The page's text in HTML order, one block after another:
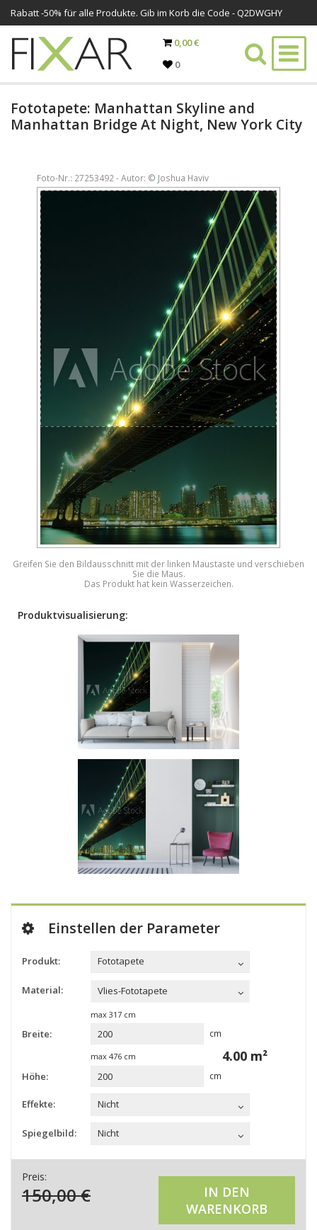
Rabatt -50% für alle Produkte. Gib im Korb die Code - Q2DWGHY
0,00 €
0
Fototapete: Manhattan Skyline and
Manhattan Bridge At Night, New York City
Foto-Nr.: 27253492 - Autor: © Joshua Haviv
Greifen Sie den Bildausschnitt mit der linken Maustaste und verschieben
Sie die Maus.
Das Produkt hat kein Wasserzeichen.
Produktvisualisierung:
Einstellen der Parameter
Produkt: Fototapete
Material: Vlies-Fototapete
max 317cm
Breite: cm
max 476cm
Höhe: cm
4.00 m²
Effekte: Nicht
Spiegelbild: Nicht
Preis:
150,00€
IN DEN
WARENKORB